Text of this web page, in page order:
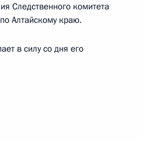
Следственного комитета
Алтайскому краю.
в силу со дня его